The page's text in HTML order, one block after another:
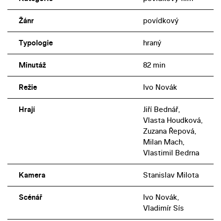
Žánr povídkový
Typologie hraný
Minutáž 82 min
Režie Ivo Novák
Hrají
Jiří Bednář,
Vlasta Houdková,
Zuzana Řepová,
Milan Mach,
Vlastimil Bedrna
Kamera Stanislav Milota
Scénář
Ivo Novák,
Vladimír Sís